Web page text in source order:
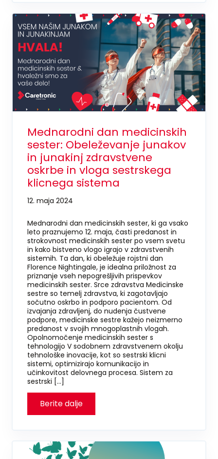
Mednarodni dan medicinskih
sester: Obeleževanje junakov
in junakinj zdravstvene
oskrbe in vloga sestrskega
klicnega sistema
12. maja 2024
Mednarodni dan medicinskih sester, ki ga vsako
leto praznujemo 12. maja, časti predanost in
strokovnost medicinskih sester po vsem svetu
in kako bistveno vlogo igrajo v zdravstvenih
sistemih. Ta dan, ki obeležuje rojstni dan
Florence Nightingale, je idealna priložnost za
priznanje vseh nepogrešljivih prispevkov
medicinskih sester. Srce zdravstva Medicinske
sestre so temelj zdravstva, ki zagotavljajo
sočutno oskrbo in podporo pacientom. Od
izvajanja zdravljenj, do nudenja čustvene
podpore, medicinske sestre kažejo neizmerno
predanost v svojih mnogoplastnih vlogah.
Opolnomočenje medicinskih sester s
tehnologijo V sodobnem zdravstvenem okolju
tehnološke inovacije, kot so sestrski klicni
sistemi, optimizirajo komunikacijo in
učinkovitost delovnega procesa. Sistem za
sestrski […]